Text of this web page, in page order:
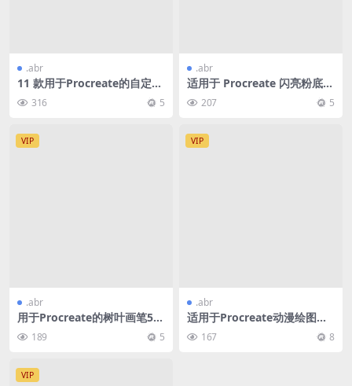
.abr
11 款用于Procreate的自定义
画笔316 5
.abr
适用于 Procreate 闪亮粉底、
美妆笔刷24款
207 5
VIP
.abr
用于Procreate的树叶画笔5
款 189 5
VIP
.abr
适用于Procreate动漫绘图笔
刷套装170款
167 8
VIP